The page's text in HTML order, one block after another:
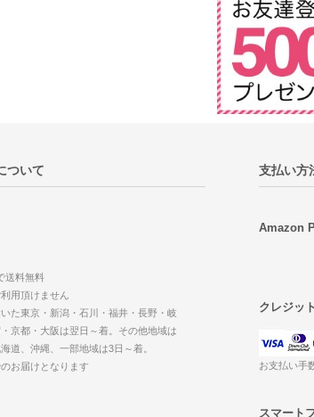
ついて
送料無料
用頂けません
た東京・新潟・石川・福井・長野・岐
京都・大阪は翌日～着。その他地域は
道、沖縄、一部地域は3日～着。
お届けとなります
支払い方
Amazon
クレジッ
お支払い手
スマート